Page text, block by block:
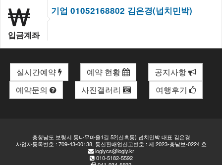
입금계좌
기업 01052168802 김은경(넙치민박)
실시간예약 예약 현황
공지사항
예약문의
사진갤러리 여행후기
충청남도 보령시 통나무마을1길 52(신흑동) 넙치민박 대표 김은경
사업자등록번호 : 709-43-00138, 통신판매업신고번호 : 제 2023-충남보-0224 호
loglycs@logly.kr
010-5182-5592